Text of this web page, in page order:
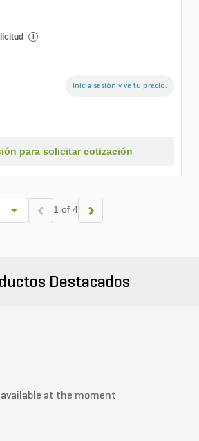
i
Inicia sesión y ve tu precio.
para solicitar cotización
1 of 4
Destacados
at the moment